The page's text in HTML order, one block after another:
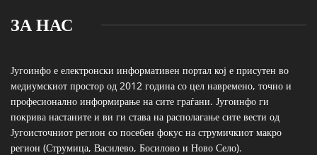
ЗА НАС
Југоинфо е електронски информативен портал кој е присутен во
медиумскиот простор од 2012 година со цел навремено, точно и
професионално информирање на сите граѓани. Југоинфо ги
покрива настаните и ви ги става на располагање сите вести од
Југоисточниот регион со посебен фокус на струмичкиот макро
регион (Струмица, Василево, Босилово и Ново Село).